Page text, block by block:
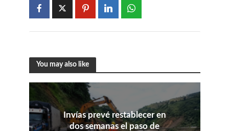
You may also like
Invías prevé restablecer en
dos semanas el paso de